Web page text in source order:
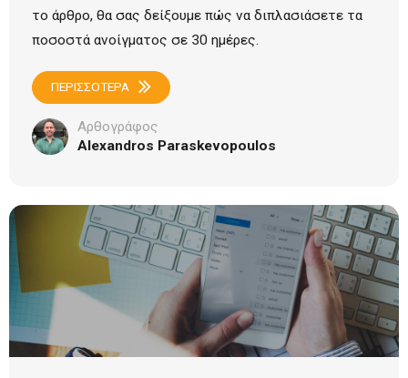
το άρθρο, θα σας δείξουμε πώς να διπλασιάσετε τα
ποσοστά ανοίγματος σε 30 ημέρες.
ΠΕΡΙΣΣΟΤΕΡΑ
Αρθογράφος
Alexandros Paraskevopoulos